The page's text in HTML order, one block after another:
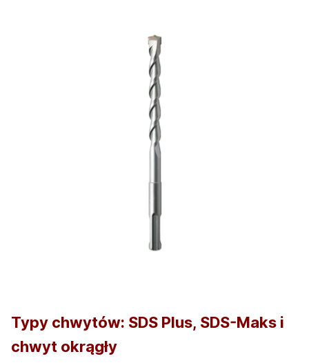
Typy chwytów: SDS Plus, SDS-Maks i
chwyt okrągły